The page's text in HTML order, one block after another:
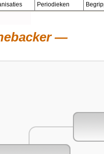
Periodieken